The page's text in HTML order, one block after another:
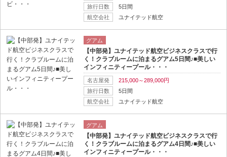
旅行日数
5日間
航空会社
ユナイテッド航空
グアム
【中部発】ユナイテッド航空ビジネスクラスで行
く！クラブルームに泊まるグアム5日間♪■美しい
インフィニティープール・・・
名古屋発
215,000～289,000円
旅行日数
5日間
航空会社
ユナイテッド航空
グアム
【中部発】ユナイテッド航空ビジネスクラスで行
く！クラブルームに泊まるグアム4日間♪■美しい
インフィニティープール・・・